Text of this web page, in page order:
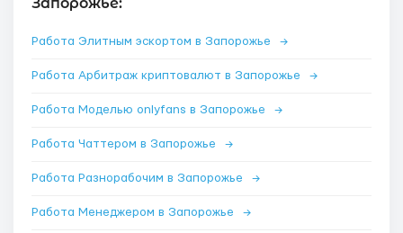
Работа Элитным эскортом в Запорожье →
Работа Арбитраж криптовалют в Запорожье →
Работа Моделью onlyfans в Запорожье →
Работа Чаттером в Запорожье →
Работа Разнорабочим в Запорожье →
Работа Менеджером в Запорожье →